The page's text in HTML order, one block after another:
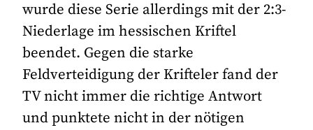
wurde diese Serie allerdings mit der 2:3-
Niederlage im hessischen Kriftel
beendet. Gegen die starke
Feldverteidigung der Krifteler fand der
TV nicht immer die richtige Antwort
und punktete nicht in der nötigen